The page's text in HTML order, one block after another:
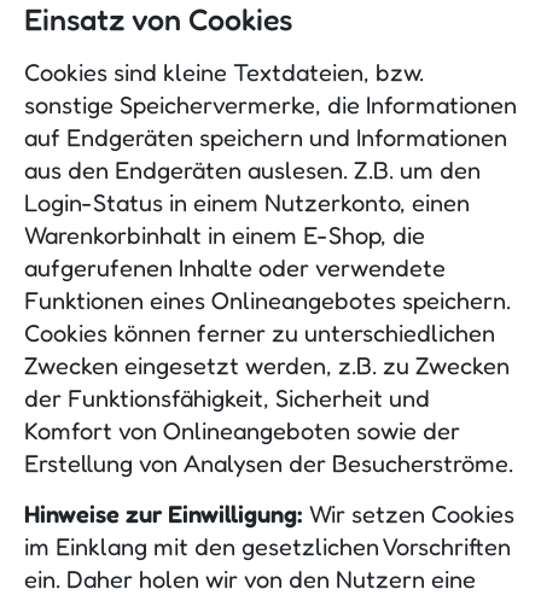
Einsatz von Cookies
Cookies sind kleine Textdateien, bzw.
sonstige Speichervermerke, die Informationen
auf Endgeräten speichern und Informationen
aus den Endgeräten auslesen. Z.B. um den
Login-Status in einem Nutzerkonto, einen
Warenkorbinhalt in einem E-Shop, die
aufgerufenen Inhalte oder verwendete
Funktionen eines Onlineangebotes speichern.
Cookies können ferner zu unterschiedlichen
Zwecken eingesetzt werden, z.B. zu Zwecken
der Funktionsfähigkeit, Sicherheit und
Komfort von Onlineangeboten sowie der
Erstellung von Analysen der Besucherströme.
Hinweise zur Einwilligung: Wir setzen Cookies
im Einklang mit den gesetzlichen Vorschriften
ein. Daher holen wir von den Nutzern eine